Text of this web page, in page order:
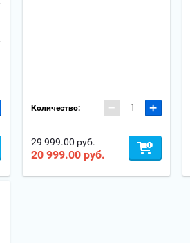
Количество: − +
29 999.00 руб.
20 999.00руб.